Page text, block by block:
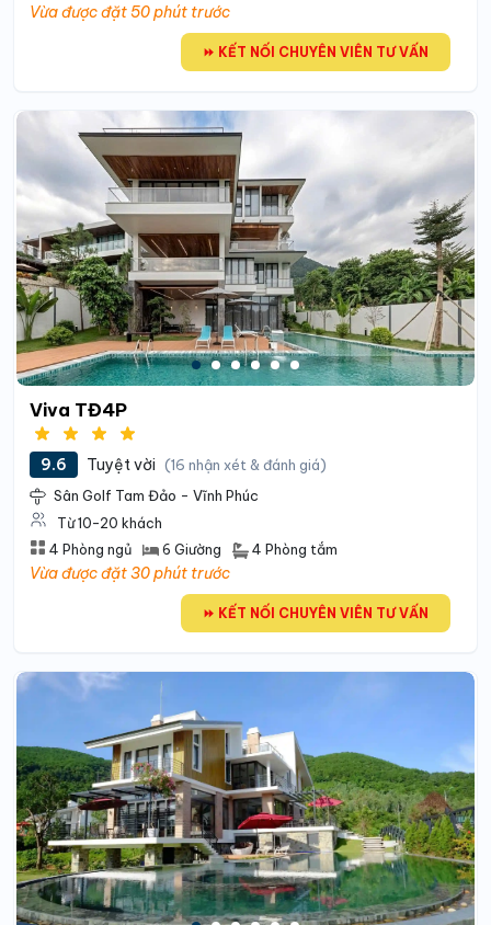
Vừa được đặt 50 phút trước
⏩ KẾT NỐI CHUYÊN VIÊN TƯ VẤN
Viva TĐ4P
9.6 Tuyệt vời (16 nhận xét & đánh giá)
Sân Golf Tam Đảo - Vĩnh Phúc
Từ 10-20 khách
4 Phòng ngủ
6 Giường 4 Phòng tắm
Vừa được đặt 30 phút trước
⏩ KẾT NỐI CHUYÊN VIÊN TƯ VẤN